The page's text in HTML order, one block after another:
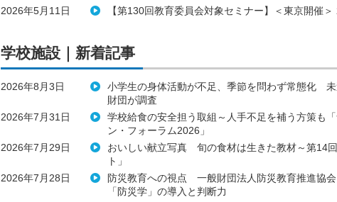
2026年5月11日
【第130回教育委員会対象セミナー】＜東京開催
学校施設｜新着記事
2026年8月3日
小学生の身体活動が不足、季節を問わず常態化
財団が調査
2026年7月31日
学校給食の安全担う取組～人手不足を補う方策も
ン・フォーラム2026」
2026年7月29日
おいしい献立写真 旬の食材は生きた教材～第14
ト」
2026年7月28日
防災教育への視点 一般財団法人防災教育推進協
「防災学」の導入と判断力